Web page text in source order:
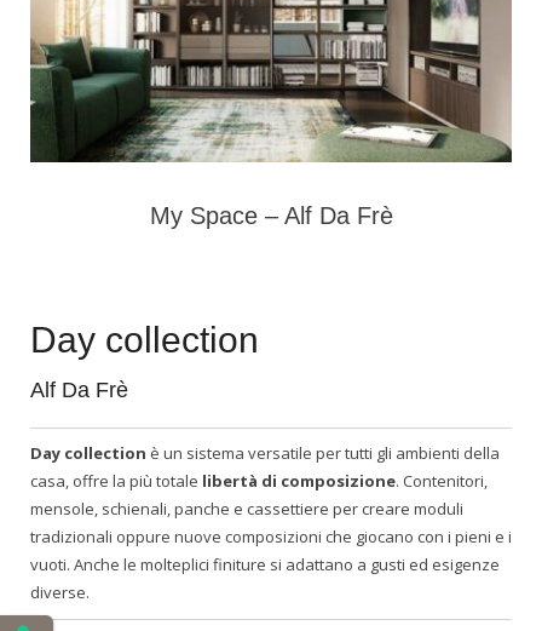
My Space – Alf Da Frè
Day collection
Alf Da Frè
Day collection è un sistema versatile per tutti gli ambienti della
casa, offre la più totale libertà di composizione. Contenitori,
mensole, schienali, panche e cassettiere per creare moduli
tradizionali oppure nuove composizioni che giocano con i pieni e i
vuoti. Anche le molteplici finiture si adattano a gusti ed esigenze
diverse.